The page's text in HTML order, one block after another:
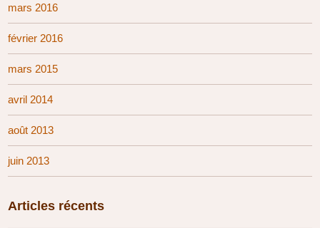
mars 2016
février 2016
mars 2015
avril 2014
août 2013
juin 2013
Articles récents